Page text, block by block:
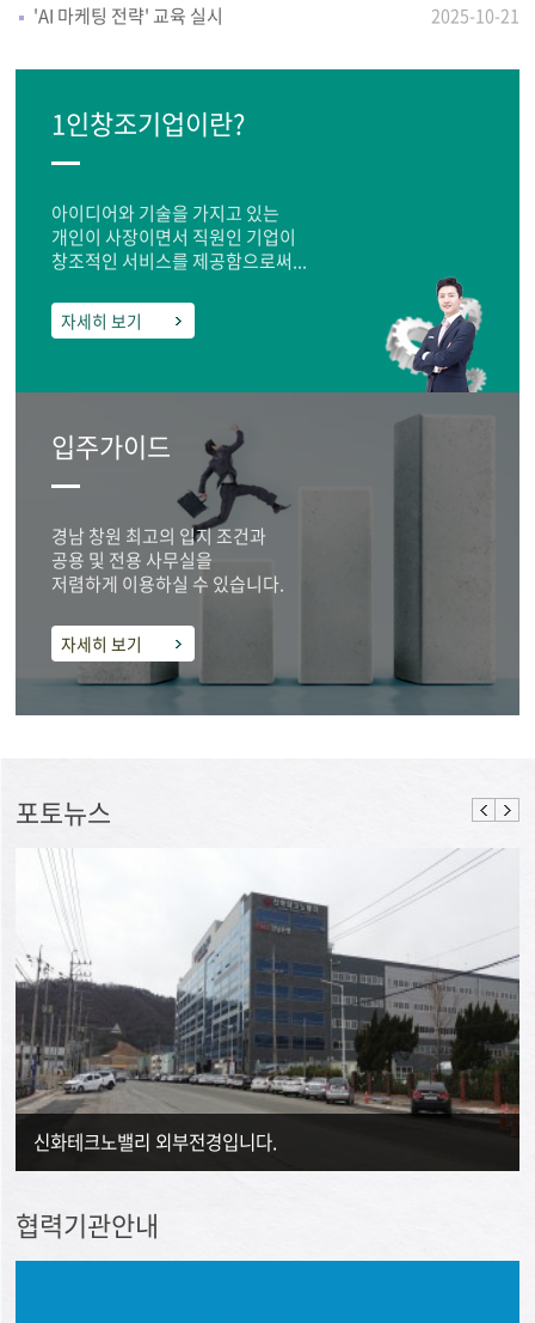
'AI 마케팅 전략' 교육 실시
2025-10-21
1인창조기업이란?
아이디어와 기술을 가지고 있는
개인이 사장이면서 직원인 기업이
창조적인 서비스를 제공함으로써...
자세히 보기
입주가이드
경남 창원 최고의 입지 조건과
공용 및 전용 사무실을
저렴하게 이용하실 수 있습니다.
자세히 보기
포토뉴스
신화테크노밸리 외부전경입니다.
협력기관안내